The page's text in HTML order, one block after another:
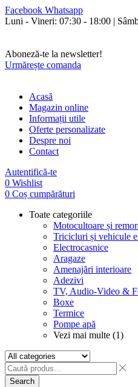
Facebook Whatsapp
Luni - Vineri: 07:30 - 18:00 |
Aboneză-te la newsletter!
Urmărește comanda
Acasă
Magazin online
Informații utile
Oferte personalizate
Despre noi
Contact
Autentifică-te
0 Wishlist
0 Coș cumpărături
Toate categoriile
Motocultoare și
Tricicluri și vehicule
Electrocasnice
Aragaze
Amenajări interioare
Adezivi
TV, Audio-Video &
Boxe
Termice
Pompe apă
Vezi mai multe (1)
Search